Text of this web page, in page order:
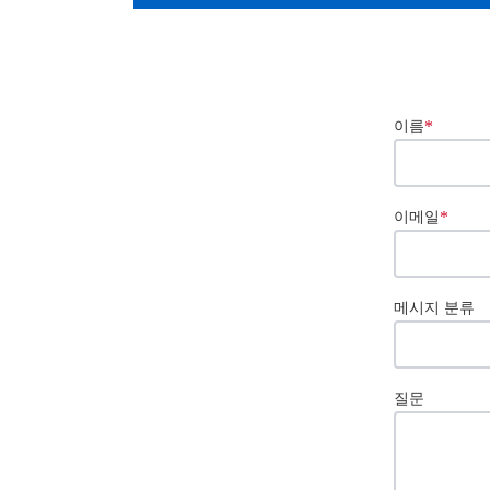
이름*
이메일 *
메시지 분류
질문